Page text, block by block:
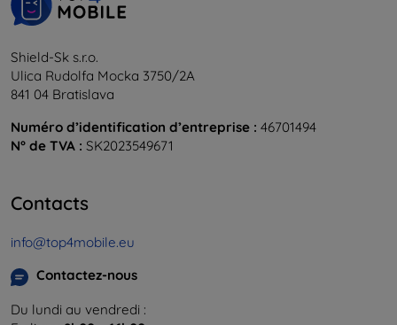
Shield-Sk s.r.o.
Ulica Rudolfa Mocka 3750/2A
841 04 Bratislava
Numéro d’identification d’entreprise : 46701494
N° de TVA : SK2023549671
Contacts
info@top4mobile.eu
Contactez-nous
Du lundi au vendredi :